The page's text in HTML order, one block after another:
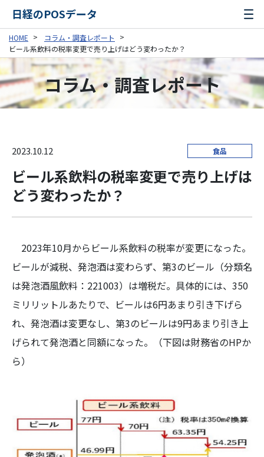
日経のPOSデータ
HOME
コラム・調査レポート
ビール系飲料の税率変更で売り上げはどう変わったか？
コラム・調査レポート
2023.10.12 食品
ビール系飲料の税率変更で売り上げは
どう変わったか？
2023年10月からビール系飲料の税率が変更になった。
ビールが減税、発泡酒は変わらず、第3のビール（分類名
は発泡酒風飲料：221003）は増税だ。具体的には、350
ミリリットルあたりで、ビールは6円あまり引き下げら
れ、発泡酒は変更なし、第3のビールは9円あまり引き上
げられて発泡酒と同額になった。（下図は財務省のHPか
ら）